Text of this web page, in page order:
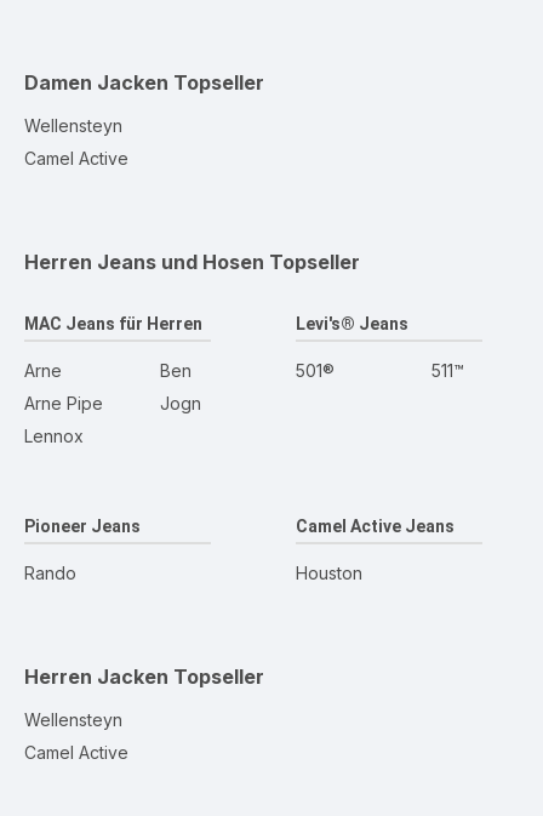
Damen Jacken Topseller
Wellensteyn
Camel Active
Herren Jeans und Hosen Topseller
MAC Jeans für Herren
Arne
Arne Pipe
Lennox
Ben
Jogn
Levi's® Jeans
501® 511™
Pioneer Jeans
Rando
Camel Active Jeans
Houston
Herren Jacken Topseller
Wellensteyn
Camel Active